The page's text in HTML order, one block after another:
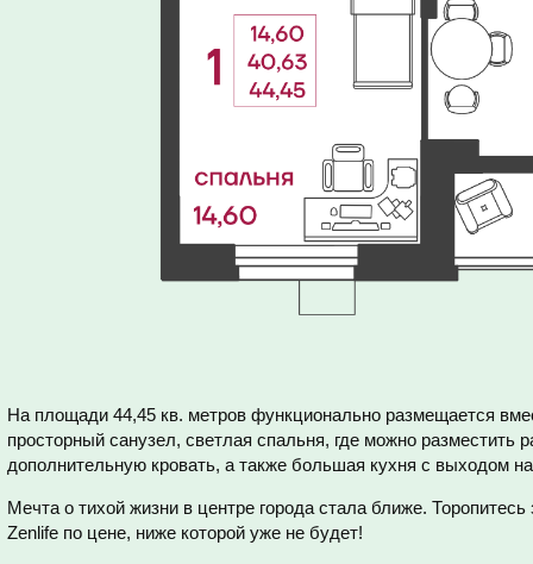
На площади 44,45 кв. метров функционально размещается
просторный санузел, светлая спальня, где можно разместить
дополнительную кровать, а также большая кухня с выходом
Мечта о тихой жизни в центре города стала ближе.
Zenlifе по цене, ниже которой уже не будет!